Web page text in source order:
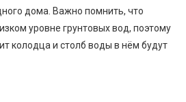
дома. Важно помнить, что
уровне грунтовых вод, поэтому
колодца и столб воды в нём будут